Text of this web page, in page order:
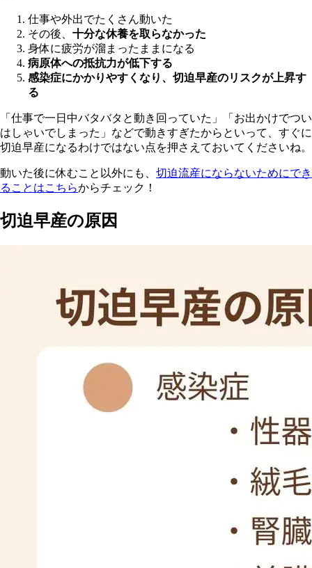
仕事や外出でたくさん動いた
その後、 十分な休養を取らなかった
身体に疲労が溜まったままになる
病原体への抵抗力が低下する
感染症にかかりやすくなり、切迫早産のリスクが上昇す
る
「仕事で一日中バタバタと動き回っていた」「お出かけでつい
はしゃいでしまった」などで動きすぎたからといって、すぐに
切迫早産になるわけではない点を押さえておいてくださいね。
動いた後に休むこと以外にも、 切迫流産にならないためにでき
ることはこちらからチェック！
切迫早産の原因